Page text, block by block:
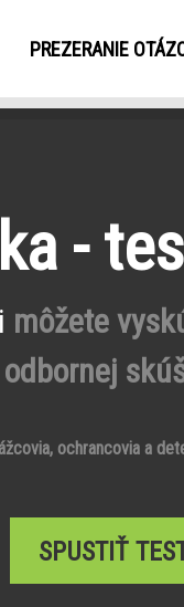
PREZERANIE
-
môžete
odbornej
ochrancovia a
SPUSTIŤ